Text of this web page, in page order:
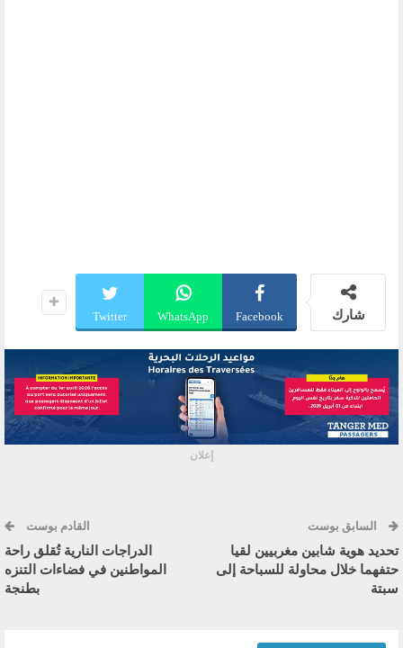
شارك Facebook
WhatsApp
Twitter
إعلان
السابق بوست
تحديد هوية شابين مغربيين لقيا
حتفهما خلال محاولة للسباحة إلى
سبتة
القادم بوست
الدراجات النارية تُقلق راحة
المواطنين في فضاءات التنزه
بطنجة